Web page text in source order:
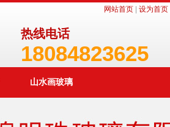
网站首页| 设为首页|
热线电话
18084823625
山水画玻璃